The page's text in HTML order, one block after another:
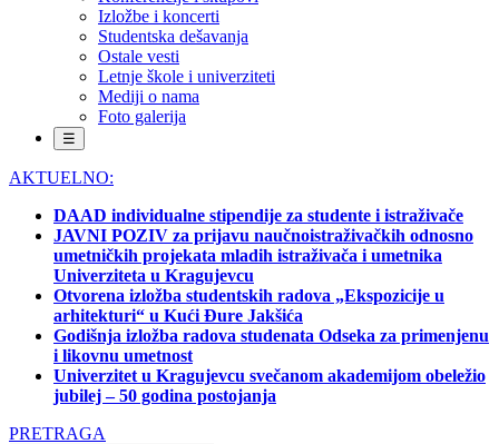
Izložbe i koncerti
Studentska dešavanja
Ostale vesti
Letnje škole i univerziteti
Mediji o nama
Foto galerija
☰
AKTUELNO:
DAAD individualne stipendije za studente i istraživače
JAVNI POZIV za prijavu naučnoistraživačkih odnosno
umetničkih projekata mladih istraživača i umetnika
Univerziteta u Kragujevcu
Otvorena izložba studentskih radova „Ekspozicije u
arhitekturi“ u Kući Đure Jakšića
Godišnja izložba radova studenata Odseka za primenjenu
i likovnu umetnost
Univerzitet u Kragujevcu svečanom akademijom obeležio
jubilej – 50 godina postojanja
PRETRAGA